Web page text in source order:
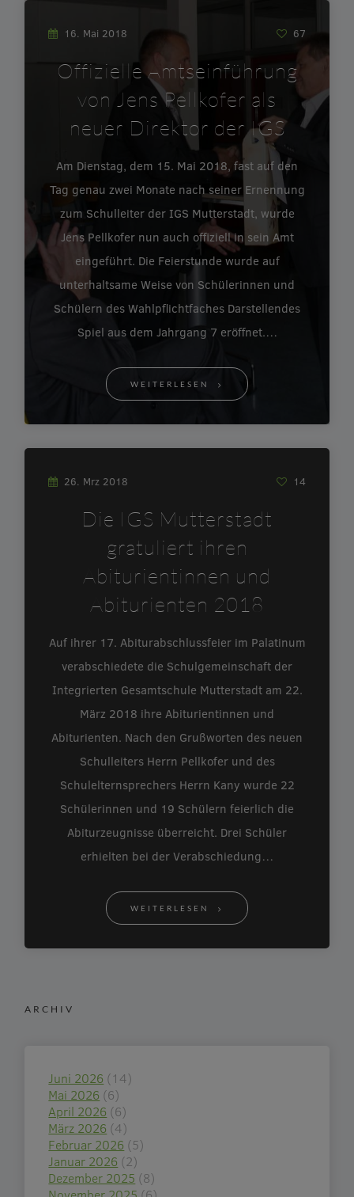
16. Mai 2018 67
Offizielle Amtseinführung
von Jens Pellkofer als
neuer Direktor der IGS
Am Dienstag, dem 15. Mai 2018, fast auf den
Tag genau zwei Monate nach seiner Ernennung
zum Schulleiter der IGS Mutterstadt, wurde
Jens Pellkofer nun auch offiziell in sein Amt
eingeführt. Die Feierstunde wurde auf
unterhaltsame Weise von Schülerinnen und
Schülern des Wahlpflichtfaches Darstellendes
Spiel aus dem Jahrgang 7 eröffnet.…
WEITERLESEN
26. Mrz 2018 14
Die IGS Mutterstadt
gratuliert ihren
Abiturientinnen und
Abiturienten 2018
Auf ihrer 17. Abiturabschlussfeier im Palatinum
verabschiedete die Schulgemeinschaft der
Integrierten Gesamtschule Mutterstadt am 22.
März 2018 ihre Abiturientinnen und
Abiturienten. Nach den Grußworten des neuen
Schulleiters Herrn Pellkofer und des
Schulelternsprechers Herrn Kany wurde 22
Schülerinnen und 19 Schülern feierlich die
Abiturzeugnisse überreicht. Drei Schüler
erhielten bei der Verabschiedung…
WEITERLESEN
ARCHIV
Juni 2026 (14)
Mai 2026 (6)
April 2026 (6)
März 2026 (4)
Februar 2026 (5)
Januar 2026 (2)
Dezember 2025 (8)